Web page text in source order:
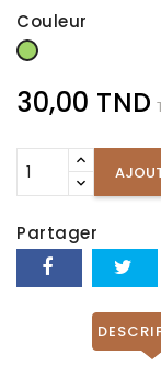
Couleur
Vert
30,00 TND
Partager